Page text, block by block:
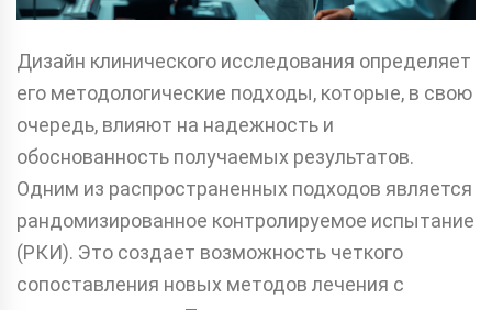
Дизайн клинического исследования определяет
его методологические подходы, которые, в свою
очередь, влияют на надежность и
обоснованность получаемых результатов.
Одним из распространенных подходов является
рандомизированное контролируемое испытание
(РКИ). Это создает возможность четкого
сопоставления новых методов лечения с